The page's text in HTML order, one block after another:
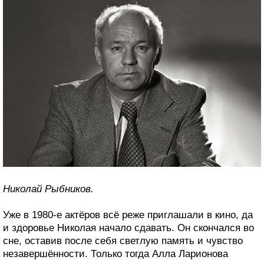
Николай Рыбников.
Уже в 1980-е актёров всё реже приглашали в кино, да
и здоровье Николая начало сдавать. Он скончался во
сне, оставив после себя светлую память и чувство
незавершённости. Только тогда Алла Ларионова